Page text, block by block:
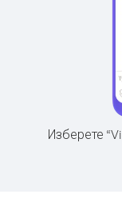
Изберете